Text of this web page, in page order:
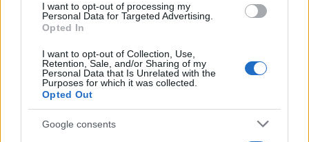
I want to opt-out of processing my
Personal Data for Targeted Advertising.
Opted In
I want to opt-out of Collection, Use,
Retention, Sale, and/or Sharing of my
Personal Data that Is Unrelated with the
Purposes for which it was collected.
Opted Out
Google consents
Πιο δημοφιλή
Σέρρες: Βίντεο ντοκουμέντο από το
τροχαίο με νεκρούς μητέρα και γιο – Ο
οδηγός του φορτηγού κατέγραψε τη
σύγκρουση